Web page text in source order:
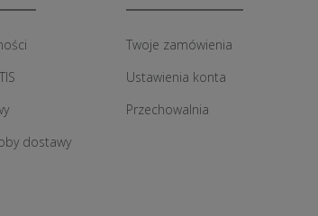
dostawy
Twoje zamówienia
Ustawienia konta
Przechowalnia